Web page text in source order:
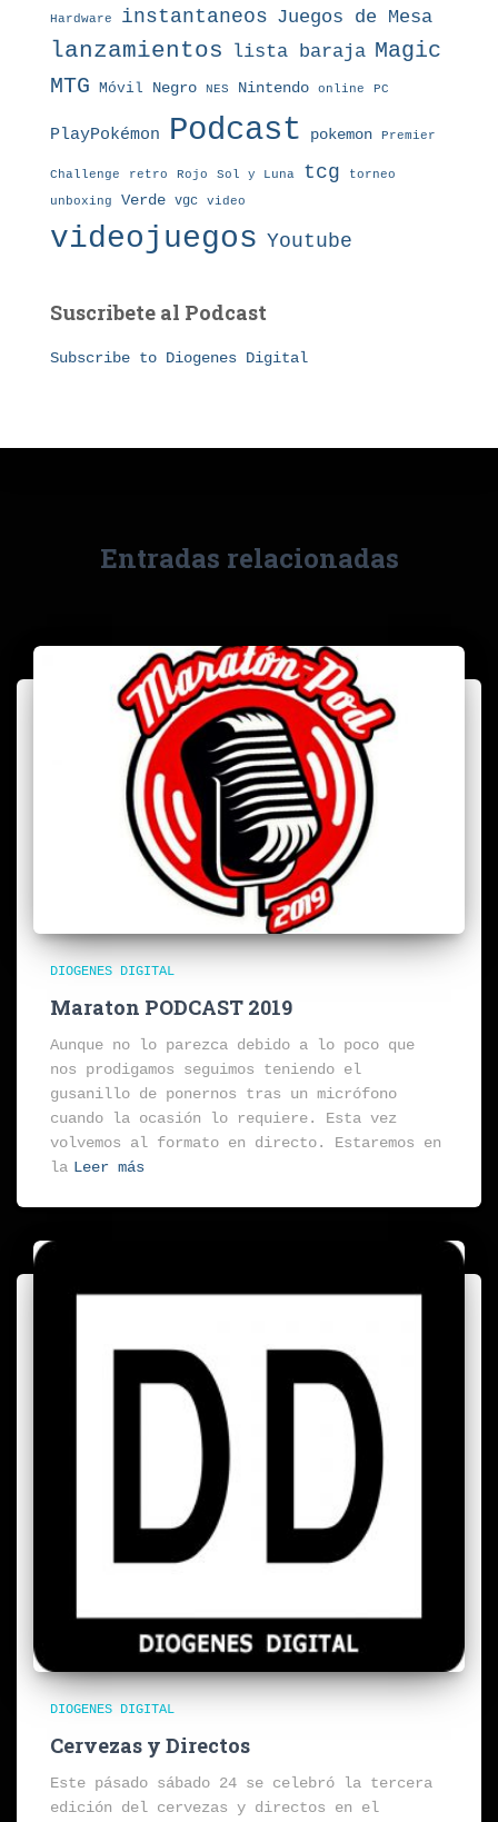
Hardware instantaneos Juegos de Mesa
lanzamientos lista baraja Magic
MTG Móvil Negro NES Nintendo online PC
PlayPokémon Podcast pokemon Premier
Challenge retro Rojo Sol y Luna tcg torneo
unboxing Verde vgc video
videojuegos Youtube
Suscribete al Podcast
Subscribe to Diogenes Digital
Entradas relacionadas
DIOGENES DIGITAL
Maraton PODCAST 2019
Aunque no lo parezca debido a lo poco que
nos prodigamos seguimos teniendo el
gusanillo de ponernos tras un micrófono
cuando la ocasión lo requiere. Esta vez
volvemos al formato en directo. Estaremos en
la Leer más
DIOGENES DIGITAL
Cervezas y Directos
Este pásado sábado 24 se celebró la tercera
edición del cervezas y directos en el